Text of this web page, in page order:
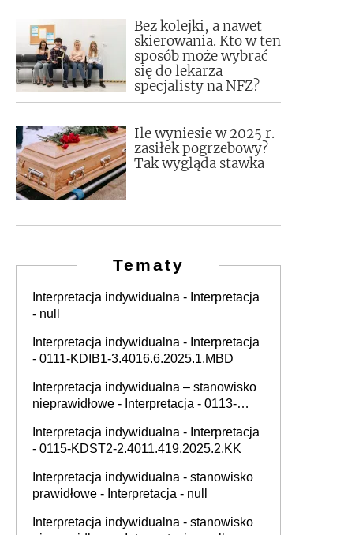
Bez kolejki, a nawet
skierowania. Kto w ten
sposób może wybrać
się do lekarza
specjalisty na NFZ?
Ile wyniesie w 2025 r.
zasiłek pogrzebowy?
Tak wygląda stawka
Tematy
Interpretacja indywidualna - Interpretacja
- null
Interpretacja indywidualna - Interpretacja
- 0111-KDIB1-3.4016.6.2025.1.MBD
Interpretacja indywidualna – stanowisko
nieprawidłowe - Interpretacja - 0113-
Interpretacja indywidualna - Interpretacja
- 0115-KDST2-2.4011.419.2025.2.KK
Interpretacja indywidualna - stanowisko
prawidłowe - Interpretacja - null
Interpretacja indywidualna - stanowisko